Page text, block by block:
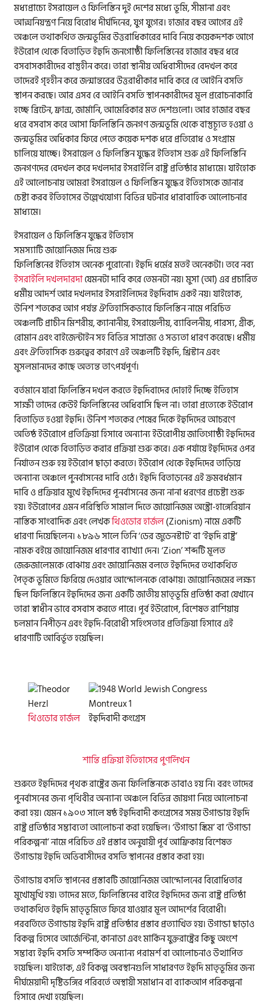
মধ্যপ্রাচ্যে ইসরায়েল ও ফিলিস্তিন দুই দেশের মধ্যে ভূমি, সীমানা এবং
আত্মনিয়ন্ত্রণ নিয়ে বিরোধ দীর্ঘদিনের, যুগ যুগের। হাজার বছর আগের এই
অঞ্চলে তথাকথিত জন্মভূমির উত্তরাধিকারের দাবি নিয়ে কয়েকদশক আগে
ইউরোপ থেকে বিতাড়িত ইহুদি জনগোষ্ঠী ফিলিস্তিনের হাজার বছর ধরে
বসবাসকারীদের বাস্তুহীন করে। তারা স্থানীয় অধিবাসীদের বেদখল করে
তাদেরই গৃহহীন করে জন্মান্তরের উত্তরাধীকার দাবি করে বে আইনি বসতি
স্থাপন করছে। আর এসব বে আইনি বসতি স্থাপনকারীদের মূল প্ররোচনাকারি
হচ্ছে ব্রিটেন, ফ্রান্স, জার্মানি, আমেরিকার মত দেশগুলো। আর হাজার বছর
ধরে বসবাস করে আসা ফিলিস্তিনি জনগণ জন্মভূমি থেকে বাস্তুচ্যূত হওয়া ও
জন্মভূমির অধিকার ফিরে পেতে কয়েক দশক ধরে প্রতিরোধ ও সংগ্রাম
চালিয়ে যাচ্ছে। ইসরায়েল ও ফিলিস্তিন যুদ্ধের ইতিহাস শুরু এই ফিলিস্তিনি
জনগণদের বেদখল করে দখলদার ইসরাইলি রাষ্ট্র প্রতিষ্ঠার মাধ্যমে। যাইহোক
এই আলোচনায় আমরা ইসরায়েল ও ফিলিস্তিন যুদ্ধের ইতিহাসকে জানার
চেষ্টা করব ইতিহাসের উল্লেখযোগ্য বিভিন্ন ঘটনার ধারাবাহিক আলোচনার
মাধ্যমে।
ইসরায়েল ও ফিলিস্তিন যুদ্ধের ইতিহাস
সমস্যাটি জায়োনিজম দিয়ে শুরু
ফিলিস্তিনের ইতিহাস অনেক পুরোনো। ইহুদি ধর্মের মতই অনেকটা। তবে নব্য
ইসরাইলি দখলদারদাযেমনটা দাবি করে তেমনটা নয়। মুসা (আ) এর প্রচারিত
ধর্মীয় আদর্শ আর দখলদার ইসরাইলিদের ইহুদিবাদ একই নয়। যাইহোক,
উনিশ শতকের আগ পর্যন্ত ঐতিহাসিকভাবে ফিলিস্তিন নামে পরিচিত
অঞ্চলটি প্রাচীন মিশরীয়, ক্যানানীয়, ইসরায়েলীয়, ব্যাবিলনীয়, পারস্য, গ্রীক,
রোমান এবং বাইজেন্টাইন সহ বিভিন্ন সাম্রাজ্য ও সভ্যতা ধারণ করেছে। ধর্মীয়
এবং ঐতিহাসিক গুরুত্বের কারণে এই অঞ্চলটি ইহুদি, খ্রিস্টান এবং
মুসলমানদের কাছে অত্যন্ত তাৎপর্যপূর্ণ।
বর্তমানে যারা ফিলিস্তিন দখল করতে ইহুদিবাদের দোহাই দিচ্ছে ইতিহাস
সাক্ষী তাদের কেউই ফিলিস্তিনের অধিবাসি ছিল না। তারা প্রত্যেকে ইউরোপ
বিতাড়িত হওয়া ইহুদি। উনিশ শতকের শেষের দিকে ইহুদিদের আচরণে
অতিষ্ঠ ইউরোপে প্রতিক্রিয়া হিসাবে অন্যান্য ইউরোপীয় জাতিগোষ্ঠী ইহুদিদের
ইউরোপ থেকে বিতাড়িত করার প্রক্রিয়া শুরু করে। এক পর্যায়ে ইহুদিদের ওপর
নির্যাতন শুরু হয় ইউরোপ ছাড়া করতে। ইউরোপ থেকে ইহুদিদের তাড়িয়ে
অন্যান্য অঞ্চলে পুনর্বাসনের দাবি ওঠে। ইহুদি বিতাড়নের এই ক্রমবর্ধমান
দাবি ও প্রক্রিয়ার মুখে ইহুদিদের পূনর্বাসনের জন্য নানা ধরণের প্রচেষ্টা শুরু
হয়। ইউরোপের এমন পরিস্থিতি সামাল দিতে জায়োনিজম অস্ট্রো-হাঙ্গেরিয়ান
নাস্তিক সাংবাদিক এবং লেখকথিওডোর হার্জল(Zionism) নামে একটি
ধারণা দিয়েছিলেন। ১৮৯৬ সালে তিনি ‘ডের জুডেনস্টাট’ বা ‘ইহুদি রাষ্ট্র’
নামক বইয়ে জায়োনিজম ধারণার ব্যাখ্যা দেন। ‘Zion’ শব্দটি মূলত
জেরুজালেমকে বোঝায় এবং জায়োনিজম বলতে ইহুদিদের তথাকথিত
পৈতৃক ভূমিতে ফিরিয়ে দেওয়ার আন্দোলনকে বোঝায়। জায়োনিজমের লক্ষ্য
ছিল ফিলিস্তিনে ইহুদিদের জন্য একটি জাতীয় মাতৃভূমি প্রতিষ্ঠা করা যেখানে
তারা স্বাধীন ভাবে বসবাস করতে পারে। পূর্ব ইউরোপে, বিশেষত রাশিয়ায়
চলমান নিপীড়ন এবং ইহুদি-বিরোধী সহিংসতার প্রতিক্রিয়া হিসাবে এই
ধারণাটি আবির্ভূত হয়েছিল।
থিওডোর হার্জল ইহুদিবাদী কংগ্রেস
শান্তি প্রক্রিয়া ইতিহাসের পুণর্লিখন
শুরুতে ইহুদিদের পৃথক রাষ্ট্রের জন্য ফিলিস্তিনকে ভাবাও হয় নি। বরং তাদের
পুনর্বাসনের জন্য পৃথিবীর অন্যান্য অঞ্চলে বিভিন্ন জায়গা নিয়ে আলোচনা
করা হয়। যেমন ১৯০৩ সালে ষষ্ঠ ইহুদিবাদী কংগ্রেসের সময় উগান্ডায় ইহুদি
রাষ্ট্র প্রতিষ্ঠার সম্ভাব্যতা আলোচনা করা হয়েছিল। ‘উগান্ডা স্কিম’ বা ‘উগান্ডা
পরিকল্পনা’ নামে পরিচিত এই প্রস্তাব অনুযায়ী পূর্ব আফ্রিকায় বিশেষত
উগান্ডায় ইহুদি অভিবাসীদের বসতি স্থাপনের প্রস্তাব করা হয়।
উগান্ডায় বসতি স্থাপনের প্রস্তাবটি জায়োনিজম আন্দোলনের বিরোধিতার
মুখোমুখি হয়। তাদের মতে, ফিলিস্তিনের বাইরে ইহুদিদের জন্য রাষ্ট্র প্রতিষ্ঠা
তথাকথিত ইহুদি মাতৃভূমিতে ফিরে যাওয়ার মূল আদর্শের বিরোধী।
পরবর্তিতে উগান্ডায় ইহুদি রাষ্ট্র প্রতিষ্ঠার প্রস্তাব প্রত্যাখিত হয়। উগান্ডা ছাড়াও
বিকল্প হিসেবে আর্জেন্টিনা, কানাডা এবং মার্কিন যুক্তরাষ্ট্রের কিছু অংশে
সম্ভাব্য ইহুদি বসতি সম্পর্কিত অন্যান্য পরামর্শ বা আলোচনাও উত্থাপিত
হয়েছিল। যাইহোক, এই বিকল্প অবস্থানগুলি সাধারণত ইহুদি মাতৃভূমির জন্য
দীর্ঘমেয়াদী দৃষ্টিভঙ্গির পরিবর্তে অস্থায়ী সমাধান বা ব্যাকআপ পরিকল্পনা
হিসাবে দেখা হয়েছিল।